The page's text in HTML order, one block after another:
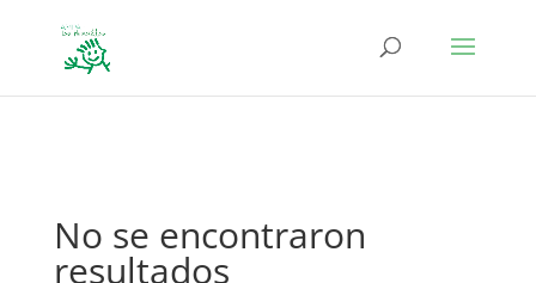
No se encontraron
resultados